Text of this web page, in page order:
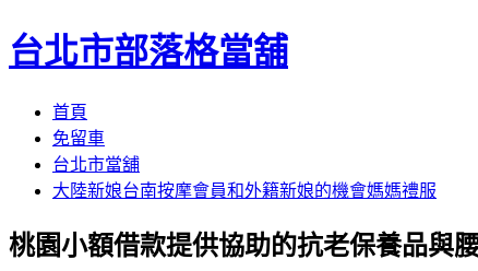
台北市部落格當舖
首頁
免留車
台北市當舖
大陸新娘台南按摩會員和外籍新娘的機會媽媽禮服
桃園小額借款提供協助的抗老保養品與